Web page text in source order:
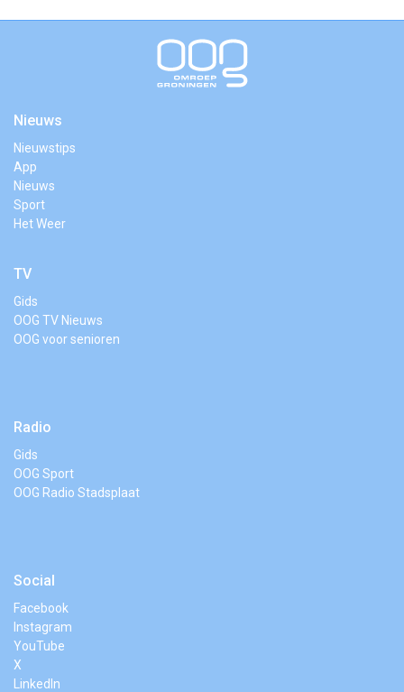
Nieuws
Nieuwstips
App
Nieuws
Sport
Het Weer
TV
Gids
OOG TV Nieuws
OOG voor senioren
Radio
Gids
OOG Sport
OOG Radio Stadsplaat
Social
Facebook
Instagram
YouTube
X
LinkedIn